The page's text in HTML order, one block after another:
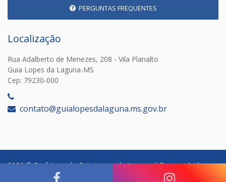
PERGUNTAS FREQUENTES
Localização
Rua Adalberto de Menezes, 208 - Vila Planalto
Guia Lopes da Laguna-MS
Cep: 79230-000
contato@guialopesdalaguna.ms.gov.br
2026 © Prefeitura de Guia Lopes da Laguna | Desenvolvido por: